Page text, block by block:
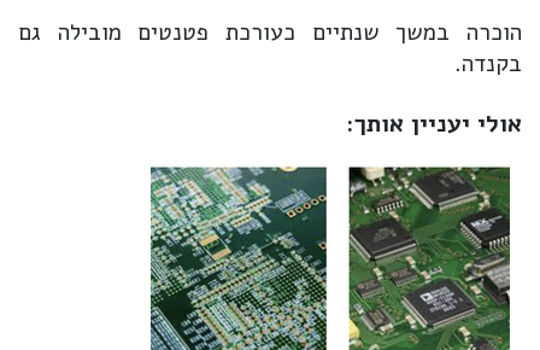
הוכרה במשך שנתיים כעורכת פטנטים מובילה גם
בקנדה.
אולי יעניין אותך: